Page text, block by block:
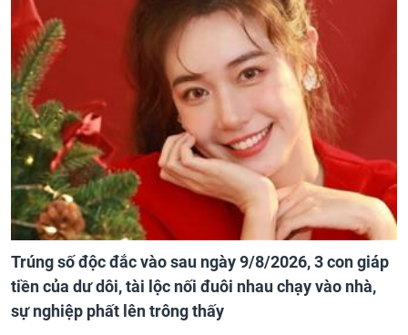
Trúng số độc đắc vào sau ngày 9/8/2026, 3 con giáp
tiền của dư dôi, tài lộc nối đuôi nhau chạy vào nhà,
sự nghiệp phất lên trông thấy